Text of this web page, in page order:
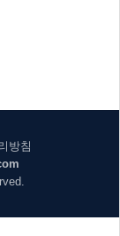
방침